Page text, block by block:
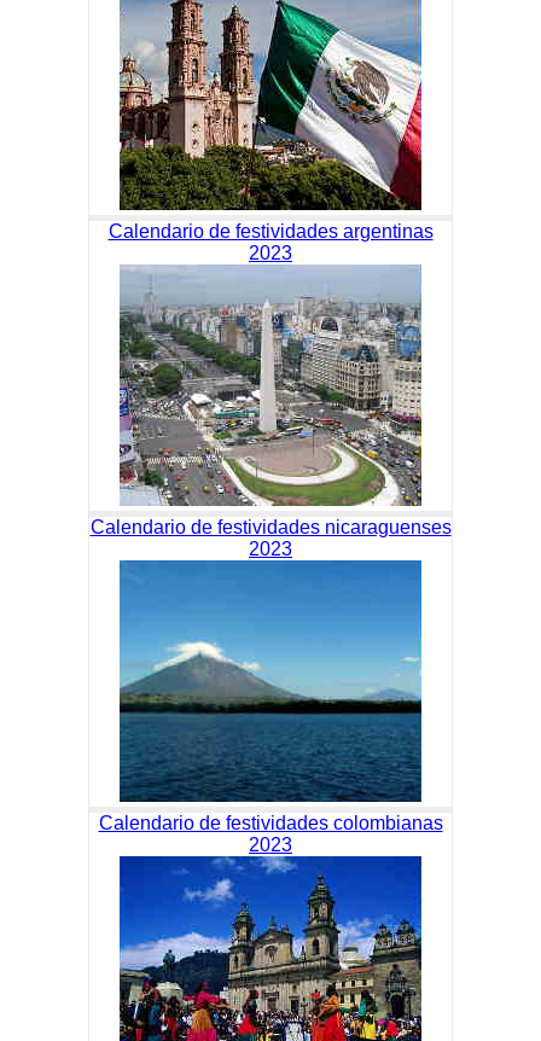
Calendario de festividades argentinas
2023
Calendario de festividades nicaraguenses
2023
Calendario de festividades colombianas
2023